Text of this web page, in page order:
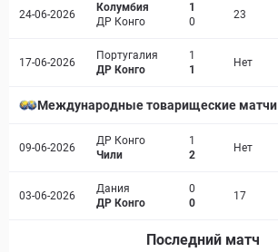
24-06-2026
Колумбия
ДР Конго
1
0
23
17-06-2026
Португалия
ДР Конго
1
1
Нет
Международные товарищеские матчи
09-06-2026
ДР Конго
Чили
1
2
Нет
03-06-2026
Дания
ДР Конго
0
0
17
Последний матч